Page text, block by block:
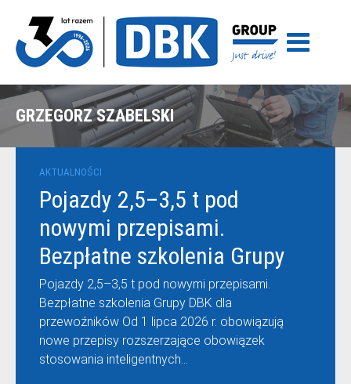
GRZEGORZ SZABELSKI
AKTUALNOŚCI
Pojazdy 2,5–3,5 t pod
nowymi przepisami.
Bezpłatne szkolenia Grupy
DBK dla przewoźników
Pojazdy 2,5–3,5 t pod nowymi przepisami.
Bezpłatne szkolenia Grupy DBK dla
przewoźników Od 1 lipca 2026 r. obowiązują
nowe przepisy rozszerzające obowiązek
stosowania inteligentnych…